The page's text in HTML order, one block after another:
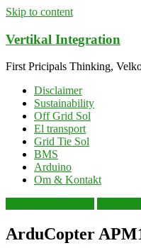
Skip to content
Vertikal Integration
First Pricipals Thinking,
Disclaimer
Sustainability
Off Grid Sol
El transport
Grid Tie Sol
BMS
Arduino
Om & Kontakt
ArduCopter